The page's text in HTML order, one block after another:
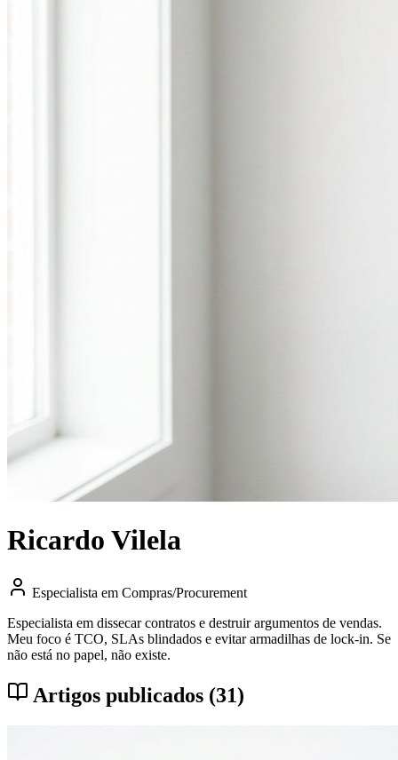
Ricardo Vilela
Especialista em Compras/Procurement
Especialista em dissecar contratos e destruir argumentos de vendas.
Meu foco é TCO, SLAs blindados e evitar armadilhas de lock-in. Se
não está no papel, não existe.
Artigos publicados (31)